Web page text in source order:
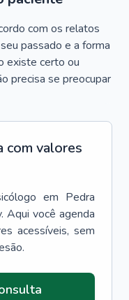
com os relatos
passado e a forma
existe certo ou
precisa se preocupar
com valores
em Pedra
Aqui você agenda
acessíveis, sem